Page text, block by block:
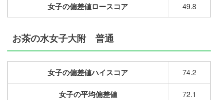
女子の偏差値ロースコア 49.8
お茶の水女子大附 普通
女子の偏差値ハイスコア 74.2
女子の平均偏差値 72.1